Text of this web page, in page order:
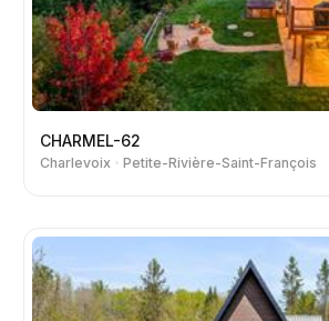
CHARMEL-62
Charlevoix Petite-Rivière-Saint-François